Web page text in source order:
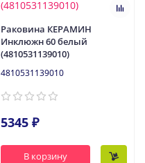
Раковина КЕРАМИН
Инклюжн 60 белый
(4810531139010)
4810531139010
5345 ₽
В корзину